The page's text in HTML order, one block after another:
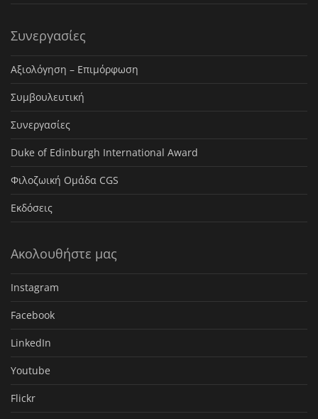
Συνεργασίες
Αξιολόγηση – Επιμόρφωση
Συμβουλευτική
Συνεργασίες
Duke of Edinburgh International Award
Φιλοζωική Ομάδα CGS
Εκδόσεις
Ακολουθήστε μας
Instagram
Facebook
LinkedIn
Youtube
Flickr